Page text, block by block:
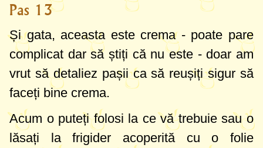
Pas 13
Și gata, aceasta este crema - poate pare
complicat dar să știți că nu este - doar am
vrut să detaliez pașii ca să reușiți sigur să
faceți bine crema.
Acum o puteți folosi la ce vă trebuie sau o
lăsați la frigider acoperită cu o folie